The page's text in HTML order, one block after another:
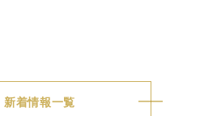
新着情報一覧